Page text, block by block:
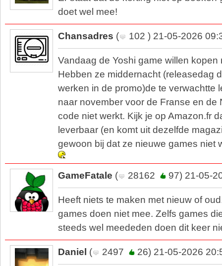
doet wel mee!
Chansadres ( 102 ) 21-05-2026
Vandaag de Yoshi game willen kopen
Hebben ze middernacht (releasedag
werken in de promo)de te verwachtte
naar november voor de Franse en de
code niet werkt. Kijk je op Amazon.fr
leverbaar (en komt uit dezelfde
gewoon bij dat ze nieuwe games niet
GameFatale ( 28162 97) 21-05-
Heeft niets te maken met nieuw of
games doen niet mee. Zelfs games
steeds wel meededen doen dit keer
Daniel ( 2497 26) 21-05-2026